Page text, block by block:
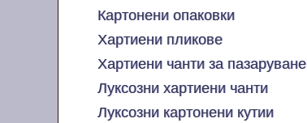
Картонени опаковки
Хартиени пликове
Хартиени чанти за пазаруване
Луксозни хартиени чанти
Луксозни картонени кутии